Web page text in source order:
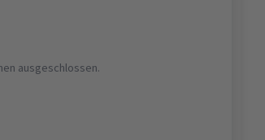
ausgeschlossen.